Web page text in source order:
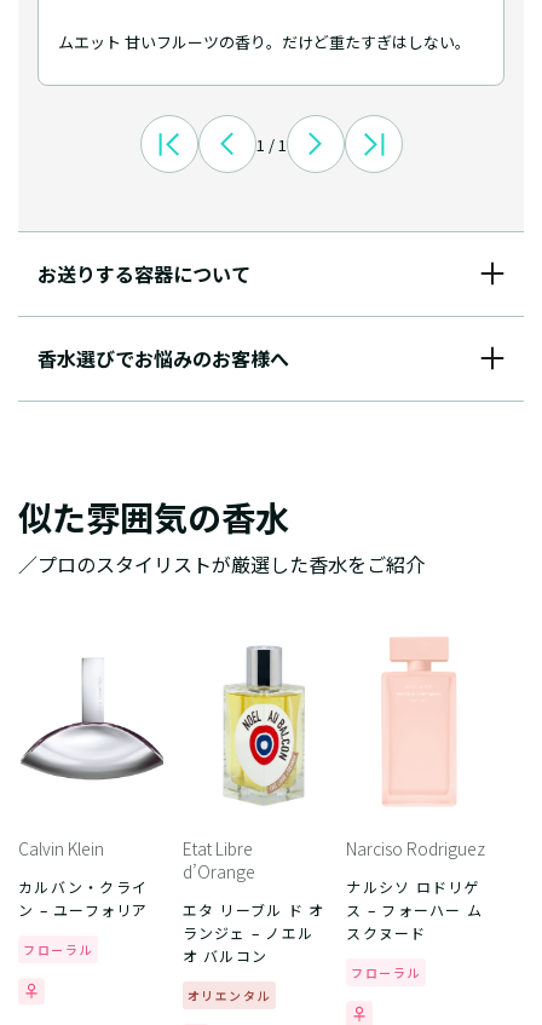
ムエット 甘いフルーツの香り。だけど重たすぎはしない。
1 / 1
お送りする容器について
香水選びでお悩みのお客様へ
似た雰囲気の香水
／プロのスタイリストが厳選した香水をご紹介
Calvin Klein
カルバン・クライ
ン – ユーフォリア
フローラル
Etat Libre
d’Orange
エタ リーブル ド オ
ランジェ – ノエル
オ バルコン
オリエンタル
Narciso Rodriguez
ナルシソ ロドリゲ
ス – フォーハー ム
スクヌード
フローラル